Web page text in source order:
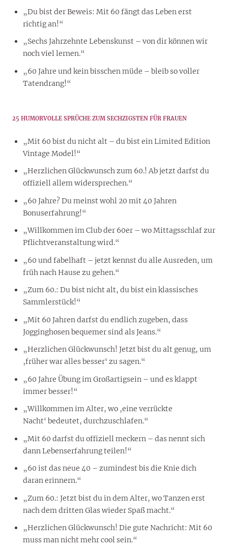
„Du bist der Beweis: Mit 60 fängt das Leben erst
richtig an!“
„Sechs Jahrzehnte Lebenskunst – von dir können wir
noch viel lernen.“
„60 Jahre und kein bisschen müde – bleib so voller
Tatendrang!“
25 HUMORVOLLE SPRÜCHE ZUM SECHZIGSTEN FÜR FRAUEN
„Mit 60 bist du nicht alt – du bist ein Limited Edition
Vintage Model!“
„Herzlichen Glückwunsch zum 60.! Ab jetzt darfst du
offiziell allem widersprechen.“
„60 Jahre? Du meinst wohl 20 mit 40 Jahren
Bonuserfahrung!“
„Willkommen im Club der 60er – wo Mittagsschlaf zur
Pflichtveranstaltung wird.“
„60 und fabelhaft – jetzt kennst du alle Ausreden, um
früh nach Hause zu gehen.“
„Zum 60.: Du bist nicht alt, du bist ein klassisches
Sammlerstück!“
„Mit 60 Jahren darfst du endlich zugeben, dass
Jogginghosen bequemer sind als Jeans.“
„Herzlichen Glückwunsch! Jetzt bist du alt genug, um
‚früher war alles besser‘ zu sagen.“
„60 Jahre Übung im Großartigsein – und es klappt
immer besser!“
„Willkommen im Alter, wo ‚eine verrückte
Nacht‘ bedeutet, durchzuschlafen.“
„Mit 60 darfst du offiziell meckern – das nennt sich
dann Lebenserfahrung teilen!“
„60 ist das neue 40 – zumindest bis die Knie dich
daran erinnern.“
„Zum 60.: Jetzt bist du in dem Alter, wo Tanzen erst
nach dem dritten Glas wieder Spaß macht.“
„Herzlichen Glückwunsch! Die gute Nachricht: Mit 60
muss man nicht mehr cool sein.“